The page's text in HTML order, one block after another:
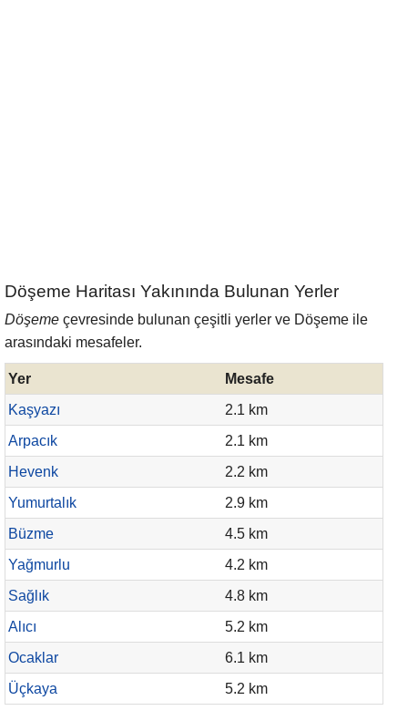
Döşeme Haritası Yakınında Bulunan Yerler
Döşeme çevresinde bulunan çeşitli yerler ve Döşeme ile
arasındaki mesafeler.
Yer
Mesafe
Kaşyazı
2.1 km
Arpacık
2.1 km
Hevenk
2.2 km
Yumurtalık
2.9 km
Büzme
4.5 km
Yağmurlu
4.2 km
Sağlık
4.8 km
Alıcı
5.2 km
Ocaklar
6.1 km
Üçkaya
5.2 km